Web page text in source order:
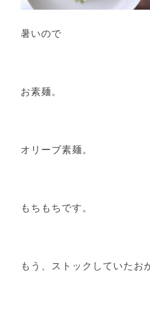
暑いので
お素麺。
オリーブ素麺。
もちもちです。
もう、ストックしていたお